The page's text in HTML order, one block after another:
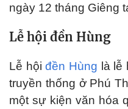
ngày 12 tháng Giêng
Lễ hội đền Hùng
Lễ hộiđền Hùng là lễ
truyền thống ở Phú
một sự kiện văn hóa